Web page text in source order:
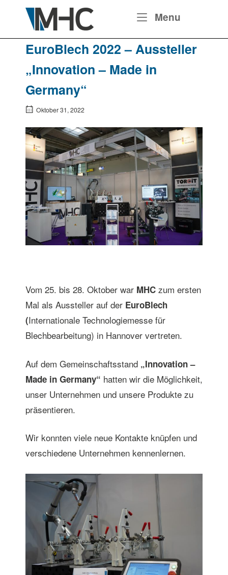
Home Menu
EuroBlech 2022 – Aussteller
„Innovation – Made in
Germany“
Oktober 31, 2022
Vom 25. bis 28. Oktober war MHC zum ersten
Mal als Aussteller auf der EuroBlech
(Internationale Technologiemesse für
Blechbearbeitung) in Hannover vertreten.
Auf dem Gemeinschaftsstand „Innovation –
Made in Germany“ hatten wir die Möglichkeit,
unser Unternehmen und unsere Produkte zu
präsentieren.
Wir konnten viele neue Kontakte knüpfen und
verschiedene Unternehmen kennenlernen.